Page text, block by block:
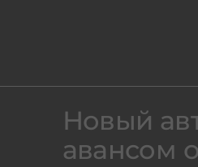
Новый
авансом